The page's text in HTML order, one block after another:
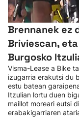
Brennanek ez
Briviescan,
Burgosko
Visma-Lease a Bike
izugarria erakutsi du
estu batean
Itzulian lortu duen
maillot moreari eutsi
erabakigarriaren